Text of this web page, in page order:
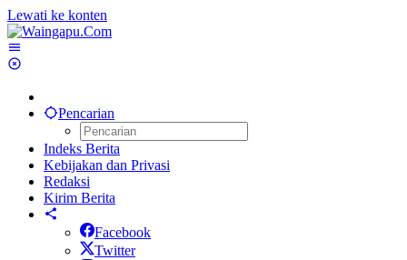
Lewati ke konten
Pencarian
Indeks Berita
Kebijakan dan Privasi
Redaksi
Kirim Berita
Facebook
Twitter